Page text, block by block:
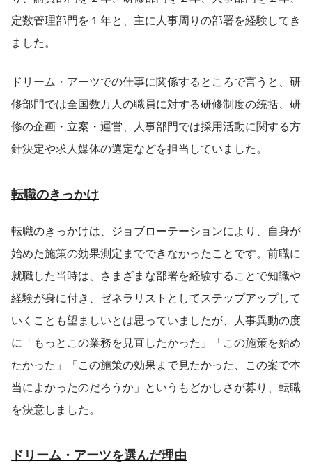
定数管理部門を１年と、主に人事周りの部署を経験してき
ました。
ドリーム・アーツでの仕事に関係するところで言うと、研
修部門では全国数万人の職員に対する研修制度の統括、研
修の企画・立案・運営、人事部門では採用活動に関する方
針決定や求人媒体の選定などを担当していました。
転職のきっかけ
転職のきっかけは、ジョブローテーションにより、自身が
始めた施策の効果測定までできなかったことです。前職に
就職した当時は、さまざまな部署を経験することで知識や
経験が身に付き、ゼネラリストとしてステップアップして
いくことも望ましいとは思っていましたが、人事異動の度
に「もっとこの業務を見直したかった」「この施策を始め
たかった」「この施策の効果まで見たかった、この案で本
当によかったのだろうか」というもどかしさが募り、転職
を決意しました。
ドリーム・アーツを選んだ理由